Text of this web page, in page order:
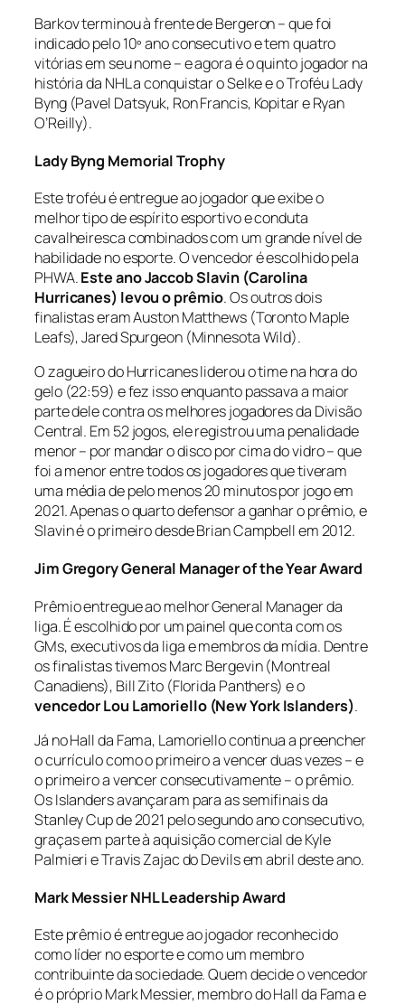
Barkov terminou à frente de Bergeron – que foi
indicado pelo 10º ano consecutivo e tem quatro
vitórias em seu nome – e agora é o quinto jogador na
história da NHL a conquistar o Selke e o Troféu Lady
Byng (Pavel Datsyuk, Ron Francis, Kopitar e Ryan
O’Reilly).
Lady Byng Memorial Trophy
Este troféu é entregue ao jogador que exibe o
melhor tipo de espírito esportivo e conduta
cavalheiresca combinados com um grande nível de
habilidade no esporte. O vencedor é escolhido pela
PHWA.Este ano Jaccob Slavin (Carolina
Hurricanes) levou o prêmio. Os outros dois
finalistas eram Auston Matthews (Toronto Maple
Leafs), Jared Spurgeon (Minnesota Wild).
O zagueiro do Hurricanes liderou o time na hora do
gelo (22:59) e fez isso enquanto passava a maior
parte dele contra os melhores jogadores da Divisão
Central. Em 52 jogos, ele registrou uma penalidade
menor – por mandar o disco por cima do vidro – que
foi a menor entre todos os jogadores que tiveram
uma média de pelo menos 20 minutos por jogo em
2021. Apenas o quarto defensor a ganhar o prêmio, e
Slavin é o primeiro desde Brian Campbell em 2012.
Jim Gregory General Manager of the Year Award
Prêmio entregue ao melhor General Manager da
liga. É escolhido por um painel que conta com os
GMs, executivos da liga e membros da mídia. Dentre
os finalistas tivemos Marc Bergevin (Montreal
Canadiens), Bill Zito (Florida Panthers) e o
vencedor Lou Lamoriello (New York Islanders).
Já no Hall da Fama, Lamoriello continua a preencher
o currículo como o primeiro a vencer duas vezes – e
o primeiro a vencer consecutivamente – o prêmio.
Os Islanders avançaram para as semifinais da
Stanley Cup de 2021 pelo segundo ano consecutivo,
graças em parte à aquisição comercial de Kyle
Palmieri e Travis Zajac do Devils em abril deste ano.
Mark Messier NHL Leadership Award
Este prêmio é entregue ao jogador reconhecido
como líder no esporte e como um membro
contribuinte da sociedade. Quem decide o vencedor
é o próprio Mark Messier, membro do Hall da Fama e